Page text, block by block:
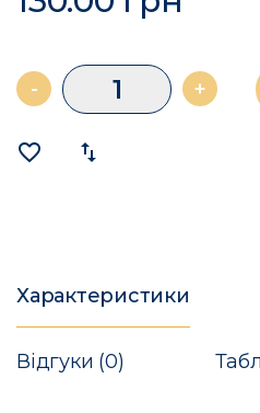
- +
favorite_border import_export
Характеристики
Відгуки (0)